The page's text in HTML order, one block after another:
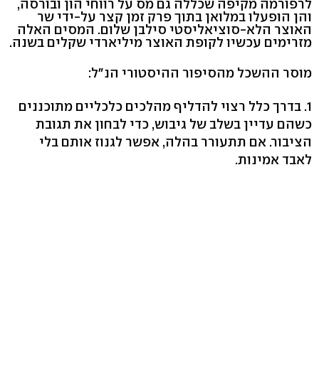
לרפורמה מקיפה שכללה גם מס על רווחי הון ובורסה,
והן הופעלו במלואן בתוך פרק זמן קצר על-ידי שר
האוצר הלא-סוציאליסטי סילבן שלום. המסים האלה
מזרימים עכשיו לקופת האוצר מיליארדי שקלים בשנה.
מוסר ההשכל מהסיפור ההיסטורי הנ"ל:
1. בדרך כלל רצוי להדליף מהלכים כלכליים מתוכננים
כשהם עדיין בשלב של גיבוש, כדי לבחון את תגובת
הציבור. אם תתעורר בהלה, אפשר לגנוז אותם בלי
לאבד אמינות.